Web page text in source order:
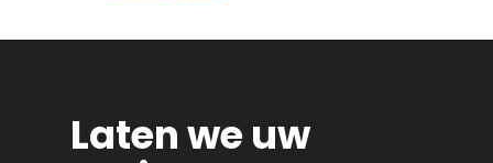
Laten we uw